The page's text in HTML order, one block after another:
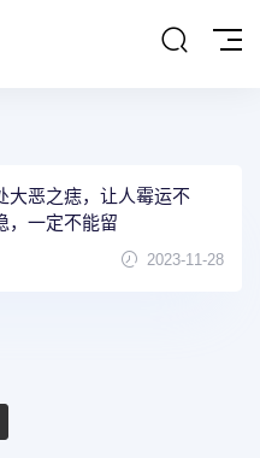
大恶之痣，让人霉运不
，一定不能留
2023-11-28